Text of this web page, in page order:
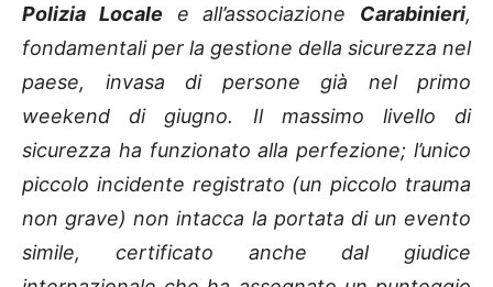
Polizia Locale e all’associazione Carabinieri,
fondamentali per la gestione della sicurezza nel
paese, invasa di persone già nel primo
weekend di giugno. Il massimo livello di
sicurezza ha funzionato alla perfezione; l’unico
piccolo incidente registrato (un piccolo trauma
non grave) non intacca la portata di un evento
simile, certificato anche dal giudice